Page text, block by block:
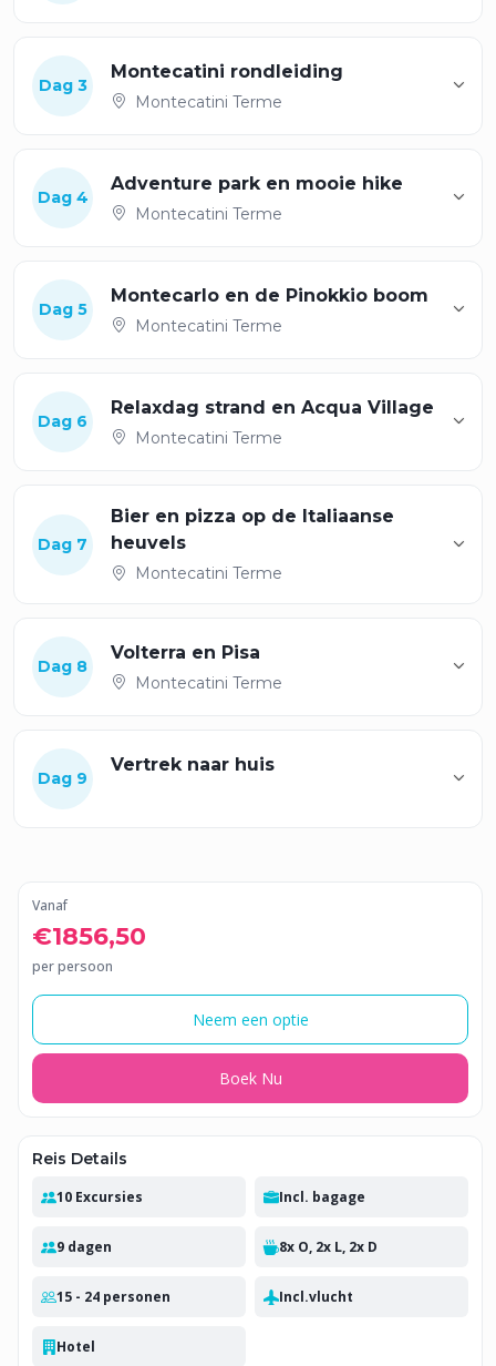
Dag 3
Montecatini rondleiding
Montecatini Terme
Dag 4
Adventure park en mooie hike
Montecatini Terme
Dag 5
Montecarlo en de Pinokkio boom
Montecatini Terme
Dag 6
Relaxdag strand en Acqua Village
Montecatini Terme
Dag 7
Bier en pizza op de Italiaanse
heuvels
Montecatini Terme
Dag 8
Volterra en Pisa
Montecatini Terme
Dag 9
Vertrek naar huis
Vanaf
€1856,50
per persoon
Neem een optie
Boek Nu
Reis Details
10 Excursies Incl. bagage
9 dagen 8x O, 2x L, 2x D
15 - 24 personen Incl.vlucht
Hotel